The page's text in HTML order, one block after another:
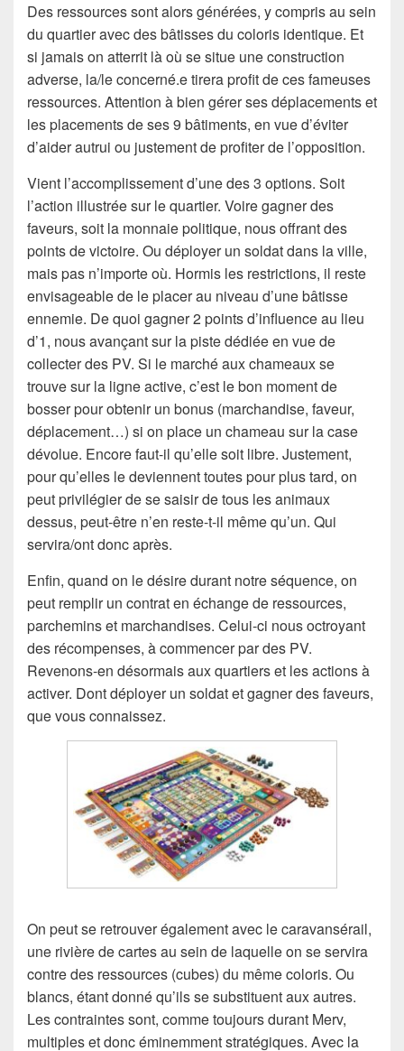
Des ressources sont alors générées, y compris au sein
du quartier avec des bâtisses du coloris identique. Et
si jamais on atterrit là où se situe une construction
adverse, la/le concerné.e tirera profit de ces fameuses
ressources. Attention à bien gérer ses déplacements et
les placements de ses 9 bâtiments, en vue d’éviter
d’aider autrui ou justement de profiter de l’opposition.
Vient l’accomplissement d’une des 3 options. Soit
l’action illustrée sur le quartier. Voire gagner des
faveurs, soit la monnaie politique, nous offrant des
points de victoire. Ou déployer un soldat dans la ville,
mais pas n’importe où. Hormis les restrictions, il reste
envisageable de le placer au niveau d’une bâtisse
ennemie. De quoi gagner 2 points d’influence au lieu
d’1, nous avançant sur la piste dédiée en vue de
collecter des PV. Si le marché aux chameaux se
trouve sur la ligne active, c’est le bon moment de
bosser pour obtenir un bonus (marchandise, faveur,
déplacement…) si on place un chameau sur la case
dévolue. Encore faut-il qu’elle soit libre. Justement,
pour qu’elles le deviennent toutes pour plus tard, on
peut privilégier de se saisir de tous les animaux
dessus, peut-être n’en reste-t-il même qu’un. Qui
servira/ont donc après.
Enfin, quand on le désire durant notre séquence, on
peut remplir un contrat en échange de ressources,
parchemins et marchandises. Celui-ci nous octroyant
des récompenses, à commencer par des PV.
Revenons-en désormais aux quartiers et les actions à
activer. Dont déployer un soldat et gagner des faveurs,
que vous connaissez.
On peut se retrouver également avec le caravansérail,
une rivière de cartes au sein de laquelle on se servira
contre des ressources (cubes) du même coloris. Ou
blancs, étant donné qu’ils se substituent aux autres.
Les contraintes sont, comme toujours durant Merv,
multiples et donc éminemment stratégiques. Avec la